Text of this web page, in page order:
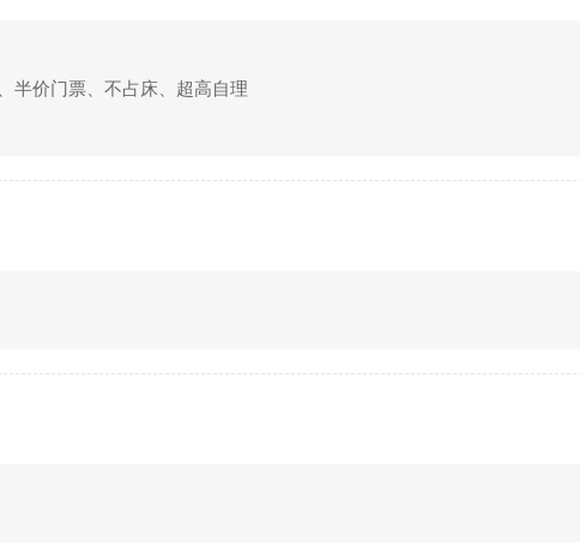
半价门票、不占床、超高自理